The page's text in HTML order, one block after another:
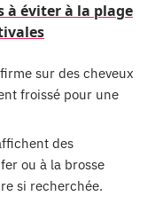
à éviter à la plage
sur des cheveux
froissé pour une
des
ou à la brosse
si recherchée.